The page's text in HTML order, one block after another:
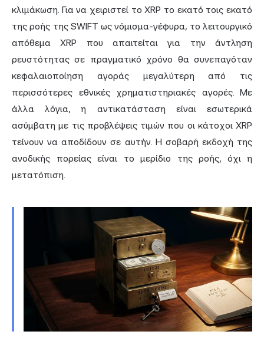
κλιμάκωση. Για να χειριστεί το XRP το εκατό τοις εκατό
της ροής της SWIFT ως νόμισμα-γέφυρα, το λειτουργικό
απόθεμα XRP που απαιτείται για την άντληση
ρευστότητας σε πραγματικό χρόνο θα συνεπαγόταν
κεφαλαιοποίηση αγοράς μεγαλύτερη από τις
περισσότερες εθνικές χρηματιστηριακές αγορές. Με
άλλα λόγια, η αντικατάσταση είναι εσωτερικά
ασύμβατη με τις προβλέψεις τιμών που οι κάτοχοι XRP
τείνουν να αποδίδουν σε αυτήν. Η σοβαρή εκδοχή της
ανοδικής πορείας είναι το μερίδιο της ροής, όχι η
μετατόπιση.